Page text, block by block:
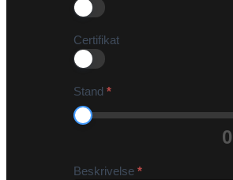
Certifikat
Stand *
0
Beskrivelse *